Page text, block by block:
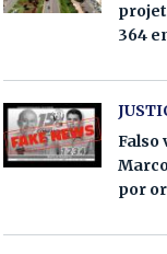
364
Falso
por